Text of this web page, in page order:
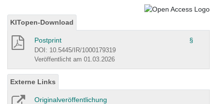
KITopen-Download
Postprint §
DOI: 10.5445/IR/1000179319
Veröffentlicht am 01.03.2026
Externe Links
Originalveröffentlichung